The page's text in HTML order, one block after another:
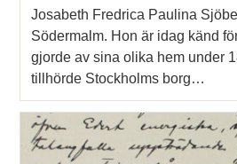
Josabeth Fredrica Paulina
Södermalm. Hon är idag känd
gjorde av sina olika hem under
tillhörde Stockholms borg…